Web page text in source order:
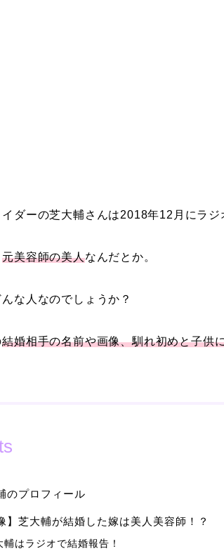
ダーの芝大輔さんは2018年12月にラジ
元美容師の美人なんだとか。
な人なのでしょうか？
結婚相手の名前や画像、馴れ初めと子供
のプロフィール
】芝大輔が結婚した嫁は美人美容師！？
輔はラジオで結婚報告！